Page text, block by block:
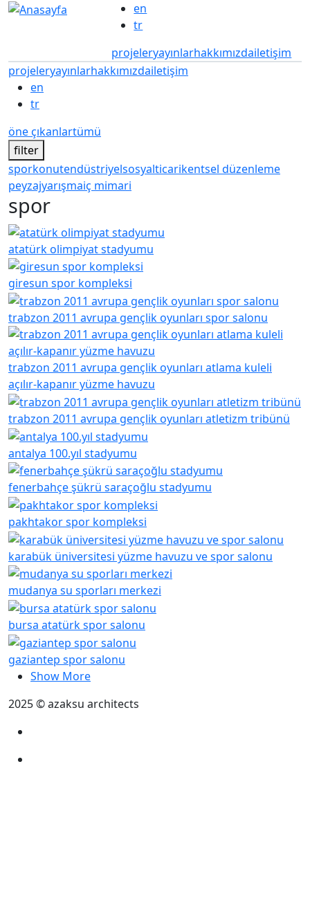
Ana içeriğe atla
en
tr
projeleryayınlarhakkımızdailetişim
projeleryayınlarhakkımızdailetişim
en
tr
öne çıkanlartümü
filter
sporkonutendüstriyelsosyalticarikentsel düzenleme
peyzajyarışmaiç mimari
spor
atatürk olimpiyat stadyumu
giresun spor kompleksi
trabzon 2011 avrupa gençlik oyunları spor salonu
trabzon 2011 avrupa gençlik oyunları atlama kuleli
açılır-kapanır yüzme havuzu
trabzon 2011 avrupa gençlik oyunları atletizm tribünü
antalya 100.yıl stadyumu
fenerbahçe şükrü saraçoğlu stadyumu
pakhtakor spor kompleksi
karabük üniversitesi yüzme havuzu ve spor salonu
mudanya su sporları merkezi
bursa atatürk spor salonu
gaziantep spor salonu
Show More
2025 © azaksu architects